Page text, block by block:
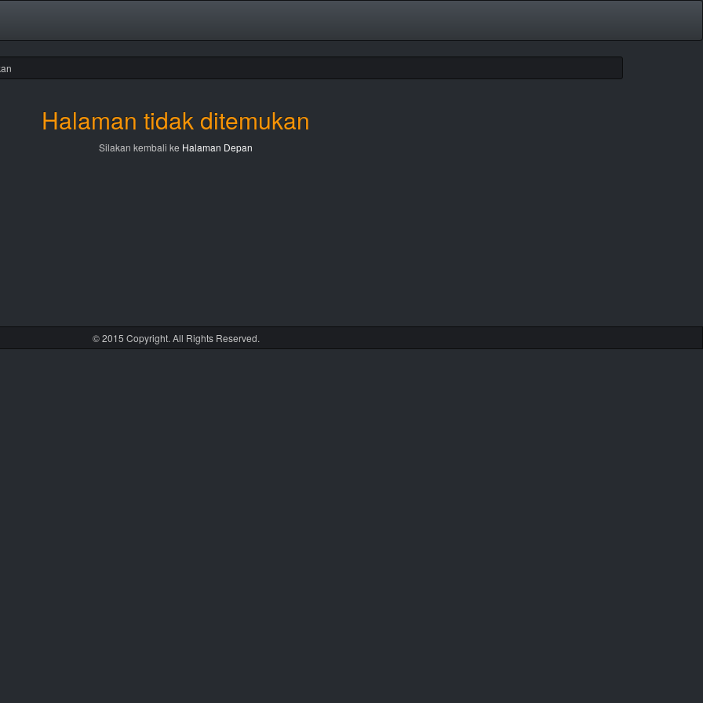
Halaman tidak ditemukan
Silakan kembali ke Halaman Depan
© 2015 Copyright. All Rights Reserved.